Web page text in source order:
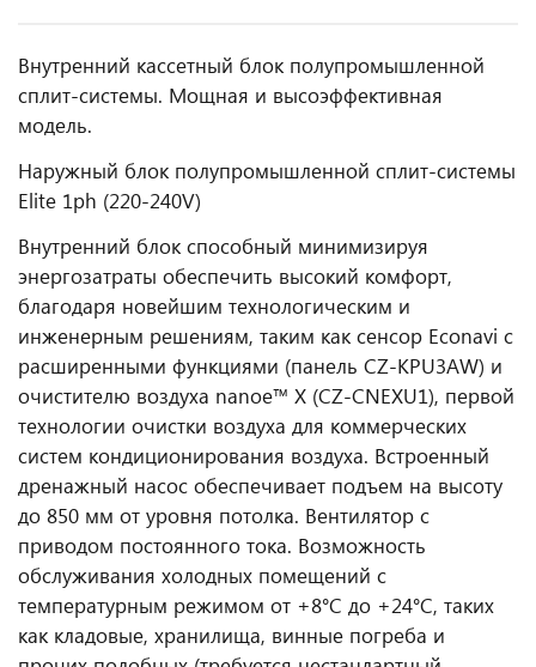
Внутренний кассетный блок полупромышленной
сплит-системы. Мощная и высоэффективная
модель.
Наружный блок полупромышленной сплит-системы
Elite 1ph (220-240V)
Внутренний блок способный минимизируя
энергозатраты обеспечить высокий комфорт,
благодаря новейшим технологическим и
инженерным решениям, таким как сенсор Econavi с
расширенными функциями (панель CZ-KPU3AW) и
очистителю воздуха nanoe™ X (CZ-CNEXU1), первой
технологии очистки воздуха для коммерческих
систем кондиционирования воздуха. Встроенный
дренажный насос обеспечивает подъем на высоту
до 850 мм от уровня потолка. Вентилятор с
приводом постоянного тока. Возможность
обслуживания холодных помещений с
температурным режимом от +8°С до +24°С, таких
как кладовые, хранилища, винные погреба и